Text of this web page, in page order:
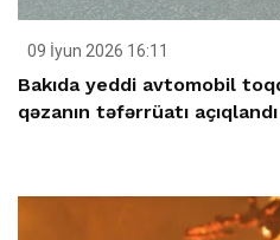
09 İyun 2026 16:11
Bakıda yeddi avtomobil
qəzanın təfərrüatı açıqlandı